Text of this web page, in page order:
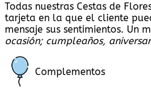
Todas nuestras Cestas de
tarjeta en la que el cliente
mensaje sus sentimientos. Un
ocasión; cumpleaños,
Complementos